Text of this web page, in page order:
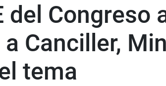
del Congreso
Canciller,
tema